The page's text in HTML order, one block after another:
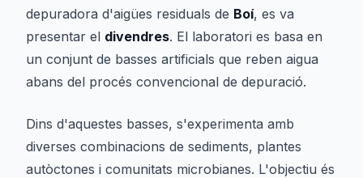
depuradora d'aigües residuals de Boí, es va
presentar el divendres. El laboratori es basa en
un conjunt de basses artificials que reben aigua
abans del procés convencional de depuració.
Dins d'aquestes basses, s'experimenta amb
diverses combinacions de sediments, plantes
autòctones i comunitats microbianes. L'objectiu és